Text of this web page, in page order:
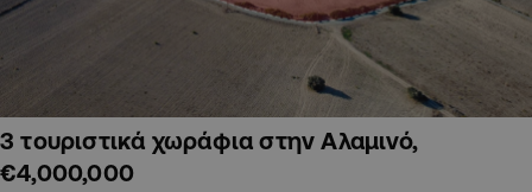
3 τουριστικά χωράφια στην Αλαμινό,
€4,000,000